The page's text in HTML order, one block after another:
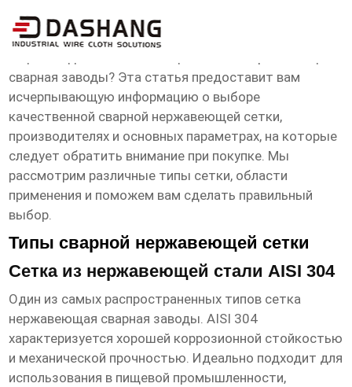
сетка нержавеющая сварная заводы
сварная заводы? Эта статья предоставит вам
исчерпывающую информацию о выборе
качественной сварной нержавеющей сетки,
производителях и основных параметрах, на которые
следует обратить внимание при покупке. Мы
рассмотрим различные типы сетки, области
применения и поможем вам сделать правильный
выбор.
Типы сварной нержавеющей сетки
Сетка из нержавеющей стали AISI 304
Один из самых распространенных типов сетка
нержавеющая сварная заводы. AISI 304
характеризуется хорошей коррозионной стойкостью
и механической прочностью. Идеально подходит для
использования в пищевой промышленности,